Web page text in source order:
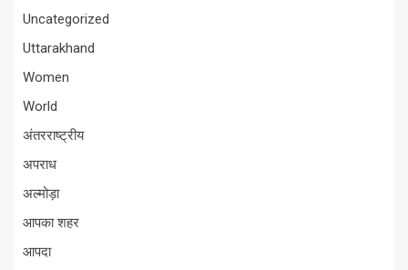
Uncategorized
Uttarakhand
Women
World
अंतरराष्ट्रीय
अपराध
अल्मोड़ा
आपका शहर
आपदा